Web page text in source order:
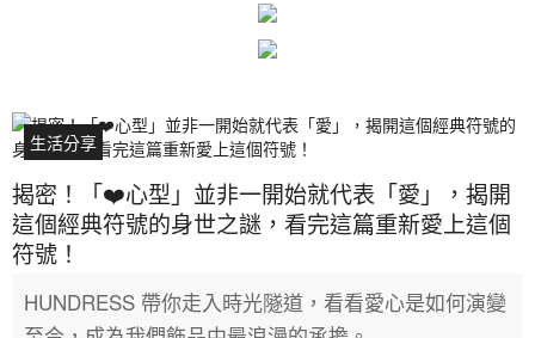
生活分享
揭密！「❤️心型」並非一開始就代表「愛」，揭開
這個經典符號的身世之謎，看完這篇重新愛上這個
符號！
HUNDRESS 帶你走入時光隧道，看看愛心是如何演變